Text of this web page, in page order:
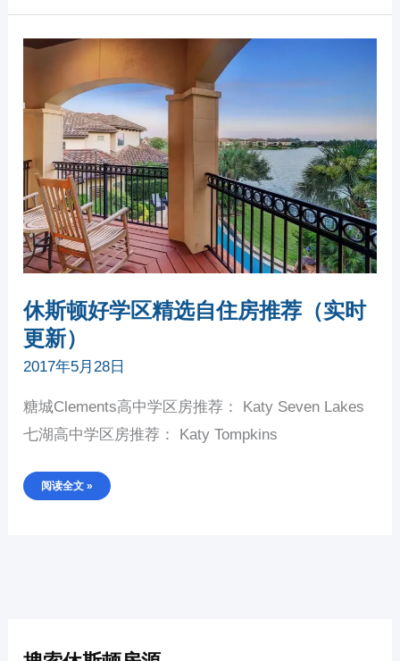
休斯顿好学区精选自住房推荐（实时
更新）
2017年5月28日
糖城Clements高中学区房推荐： Katy Seven Lakes
七湖高中学区房推荐： Katy Tompkins
休
区
精
选
荐
（实
时
更
新）
阅读全文 »